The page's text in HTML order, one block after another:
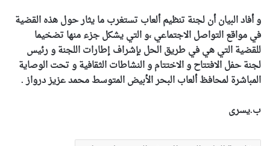
و أفاد البيان أن لجنة تنظيم ألعاب تستغرب ما يثار حول هذه القضية
في مواقع التواصل الاجتماعي ،و التي يشكل جزء منها تضخيما
للقضية التي هي في طريق الحل بإشراف إطارات اللجنة و رئيس
لجنة حفل الافتتاح و الاختتام و النشاطات الثقافية و تحت الوصاية
المباشرة لمحافظ ألعاب البحر الأبيض المتوسط محمد عزيز درواز .
ب.يسرى